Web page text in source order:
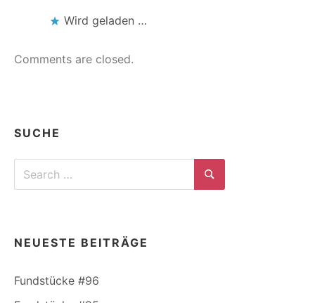
Wird geladen …
Comments are closed.
SUCHE
Search
Search
NEUESTE BEITRÄGE
Fundstücke #96